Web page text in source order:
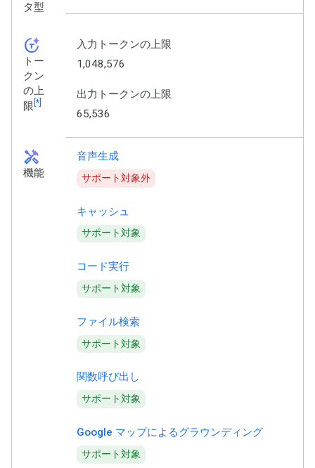
タ型
token_auto
トー
クン
の上
限 [*]
入力トークンの上限
1,048,576
出力トークンの上限
65,536
handyman
機能
音声生成
サポート対象外
キャッシュ
サポート対象
コード実行
サポート対象
ファイル検索
サポート対象
関数呼び出し
サポート対象
Google マップによるグラウンディング
サポート対象